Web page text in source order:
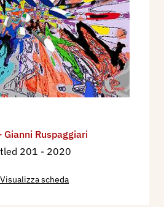
Gianni Ruspaggiari
201 - 2020
Visualizza scheda